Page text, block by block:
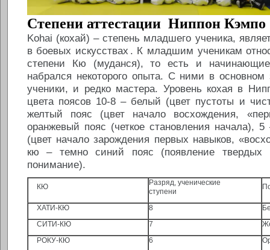
Степени аттестации Ниппон Кэмпо
Kohai (кохай) – степень младшего ученика,
в боевых искусствах . К младшим ученикам
степени Кю (муданся), то есть и
набрался некоторого опыта. С ними в
ученики, и редко мастера. Уровень кохая в
цвета поясов 10-8 – белый (цвет пустоты и
желтый пояс (цвет начало восхождения,
оранжевый пояс (четкое становления начала),
(цвет начало зарождения первых навыков,
кю – темно синий пояс (появление твердых
понимание).
КЮ
Разряд, ученические
ступени
ХАТИ-КЮ 8
СИТИ-КЮ
7
РОКУ-КЮ
6